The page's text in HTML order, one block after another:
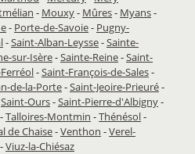
- Mouxy- Mûres- Myans-
- Porte-de-Savoie- Pugny-
-Saint-Alban-Leysse-Sainte-
sur-Isère-Sainte-Reine-Saint-
-Saint-François-de-Sales-
de-la-Porte-Saint-Jeoire-Prieuré-
Saint-Ours-Saint-Pierre-d'Albigny-
-Talloires-Montmin -Thénésol-
de Chaise-Venthon -Verel-
-Viuz-la-Chiésaz